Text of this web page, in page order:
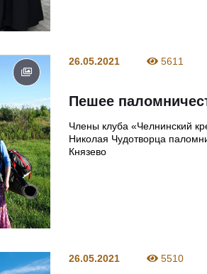
26.05.2021 5611
Пешее
Члены клуба «Челнинский
Николая Чудотворца
Князево
26.05.2021 5510